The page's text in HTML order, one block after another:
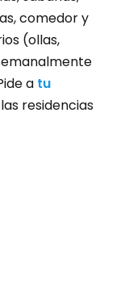
comedor y
(ollas,
a tu
residencias